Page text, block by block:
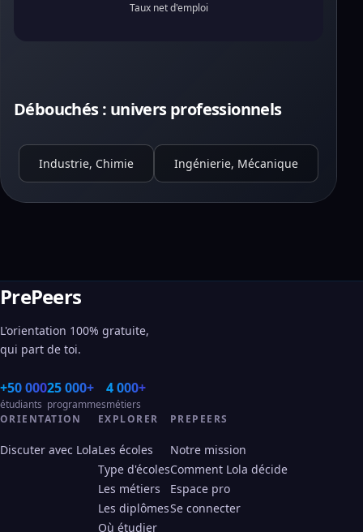
Taux net d'emploi
Débouchés : univers professionnels
Industrie, Chimie Ingénierie, Mécanique
PrePeers
L'orientation 100% gratuite,
qui part de toi.
+50 000
étudiants
25 000+
programmes
4 000+
métiers
ORIENTATION
Discuter avec Lola
EXPLORER
Les écoles
Type d'écoles
Les métiers
Les diplômes
Où étudier
PREPEERS
Notre mission
Comment Lola décide
Espace pro
Se connecter